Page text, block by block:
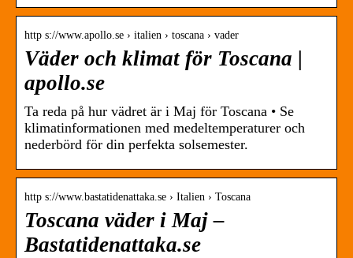
http s://www.apollo.se › italien › toscana › vader
Väder och klimat för Toscana |
apollo.se
Ta reda på hur vädret är i Maj för Toscana • Se
klimatinformationen med medeltemperaturer och
nederbörd för din perfekta solsemester.
http s://www.bastatidenattaka.se › Italien › Toscana
Toscana väder i Maj –
Bastatidenattaka.se